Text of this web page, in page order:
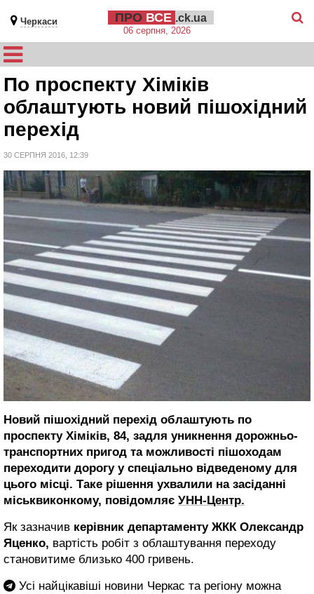
Черкаси ПРО ВСЕ .ck.ua
06 серпня, 2026
По проспекту Хіміків
облаштують новий пішохідний
перехід
30 СЕРПНЯ 2016, 12:39
Новий пішохідний перехід облаштують по
проспекту Хіміків, 84, задля уникнення дорожньо-
транспортних пригод та можливості пішоходам
переходити дорогу у спеціально відведеному для
цього місці. Таке рішення ухвалили на засіданні
міськвиконкому, повідомляє УНН-Центр.
Як зазначив керівник департаменту ЖКК Олександр
Яценко, вартість робіт з облаштування переходу
становитиме близько 400 гривень.
Усі найцікавіші новини Черкас та регіону можна